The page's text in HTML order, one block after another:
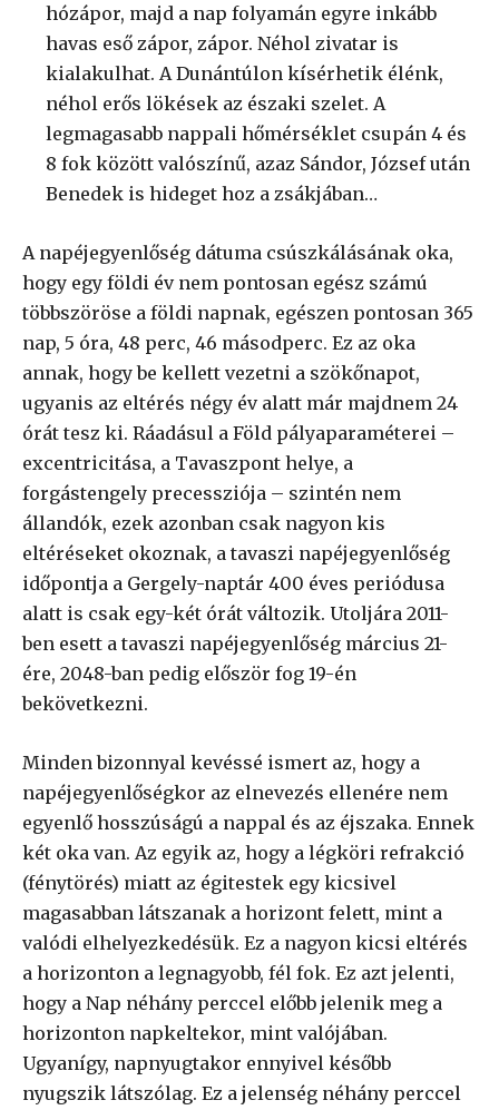
hózápor, majd a nap folyamán egyre inkább
havas eső zápor, zápor. Néhol zivatar is
kialakulhat. A Dunántúlon kísérhetik élénk,
néhol erős lökések az északi szelet. A
legmagasabb nappali hőmérséklet csupán 4 és
8 fok között valószínű, azaz Sándor, József után
Benedek is hideget hoz a zsákjában…
A napéjegyenlőség dátuma csúszkálásának oka,
hogy egy földi év nem pontosan egész számú
többszöröse a földi napnak, egészen pontosan 365
nap, 5 óra, 48 perc, 46 másodperc. Ez az oka
annak, hogy be kellett vezetni a szökőnapot,
ugyanis az eltérés négy év alatt már majdnem 24
órát tesz ki. Ráadásul a Föld pályaparaméterei –
excentricitása, a Tavaszpont helye, a
forgástengely precessziója – szintén nem
állandók, ezek azonban csak nagyon kis
eltéréseket okoznak, a tavaszi napéjegyenlőség
időpontja a Gergely-naptár 400 éves periódusa
alatt is csak egy-két órát változik. Utoljára 2011-
ben esett a tavaszi napéjegyenlőség március 21-
ére, 2048-ban pedig először fog 19-én
bekövetkezni.
Minden bizonnyal kevéssé ismert az, hogy a
napéjegyenlőségkor az elnevezés ellenére nem
egyenlő hosszúságú a nappal és az éjszaka. Ennek
két oka van. Az egyik az, hogy a légköri refrakció
(fénytörés) miatt az égitestek egy kicsivel
magasabban látszanak a horizont felett, mint a
valódi elhelyezkedésük. Ez a nagyon kicsi eltérés
a horizonton a legnagyobb, fél fok. Ez azt jelenti,
hogy a Nap néhány perccel előbb jelenik meg a
horizonton napkeltekor, mint valójában.
Ugyanígy, napnyugtakor ennyivel később
nyugszik látszólag. Ez a jelenség néhány perccel